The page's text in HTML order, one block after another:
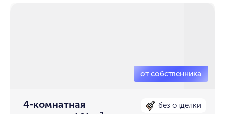
4-комнатная
без отделки